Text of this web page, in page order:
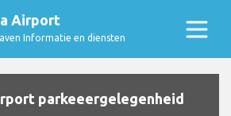
Airport
Informatie en diensten
parkeeergelegenheid